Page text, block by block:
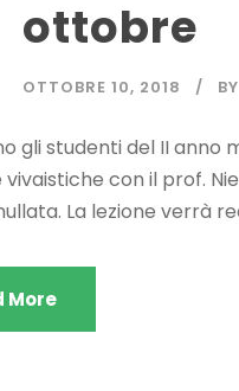
ottobre
OTTOBRE 10, 2018 BY
gli studenti del II anno
con il prof.
La lezione verrà
More